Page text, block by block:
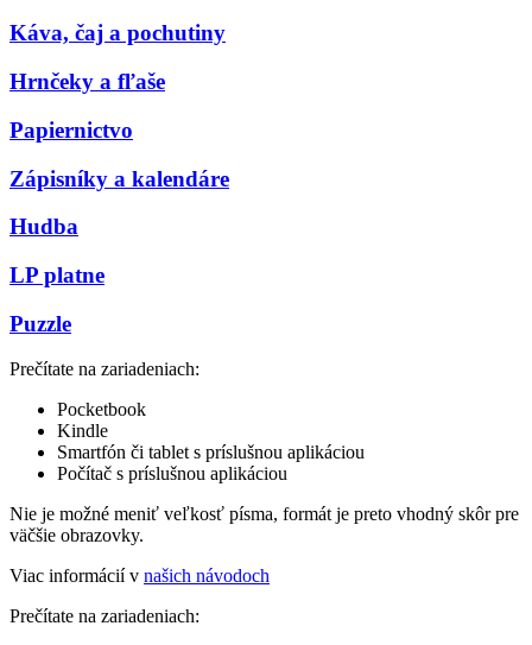
Káva, čaj a pochutiny
Hrnčeky a fľaše
Papiernictvo
Zápisníky a kalendáre
Hudba
LP platne
Puzzle
Prečítate na zariadeniach:
Pocketbook
Kindle
Smartfón či tablet s príslušnou aplikáciou
Počítač s príslušnou aplikáciou
Nie je možné meniť veľkosť písma, formát je preto vhodný skôr pre
väčšie obrazovky.
Viac informácií v našich návodoch
Prečítate na zariadeniach: